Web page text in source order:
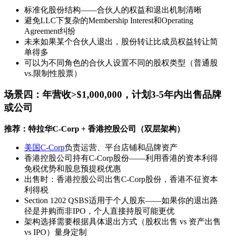
标准化股份结构——合伙人的权益和退出机制清晰
避免LLC下复杂的Membership Interest和Operating
Agreement纠纷
未来如果某个合伙人退出，股份转让比成员权益转让简
单得多
可以为不同角色的合伙人设置不同的股权类型（普通股
vs.限制性股票）
场景四：年营收>$1,000,000，计划3-5年内出售品牌
或公司
推荐：特拉华C-Corp + 香港控股公司（双层架构）
美国C-Corp负责运营、平台店铺和品牌资产
香港控股公司持有C-Corp股份——利用香港的资本利得
免税优势和股息预提税优惠
出售时：香港控股公司出售C-Corp股份，香港不征资本
利得税
Section 1202 QSBS适用于个人股东——如果你的退出路
径是并购而非IPO，个人直接持股可能更优
架构选择需要根据具体退出方式（股权出售 vs 资产出售
vs IPO）量身定制